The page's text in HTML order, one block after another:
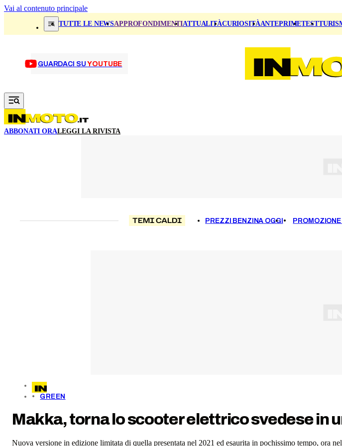
Vai al contenuto principale
TUTTE LE NEWSAPPROFONDIMENTIATTUALITÀCURIOSITÀANTEPRIMETEST
GUARDACI SUYOUTUBE
ABBONATI ORALEGGI LA RIVISTA
TEMI CALDI PREZZI BENZINA OGGI
GREEN
Makka, torna lo scooter elettrico svedese in
Nuova versione in edizione limitata di quella presentata nel 2021 ed esaurita in pochissimo tempo, ora